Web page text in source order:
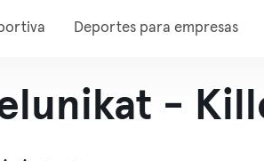
Deportes para empresas
-